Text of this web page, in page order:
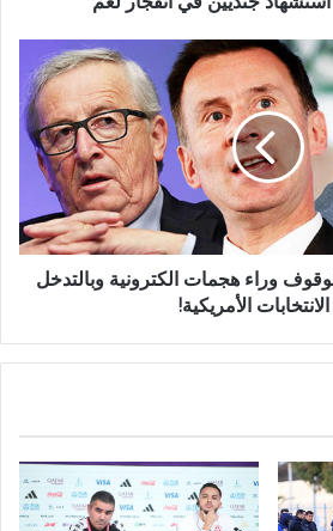
وراء هجمات الكترونية وبالتدخل
الأمريكية!